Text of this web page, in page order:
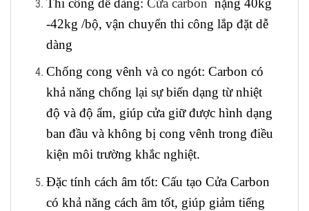
Thi công dễ dàng: Cửa carbon nặng 40kg
-42kg /bộ, vận chuyển thi công lắp đặt dễ
dàng
Chống cong vênh và co ngót: Carbon có
khả năng chống lại sự biến dạng từ nhiệt
độ và độ ẩm, giúp cửa giữ được hình dạng
ban đầu và không bị cong vênh trong điều
kiện môi trường khắc nghiệt.
Đặc tính cách âm tốt: Cấu tạo Cửa Carbon
có khả năng cách âm tốt, giúp giảm tiếng